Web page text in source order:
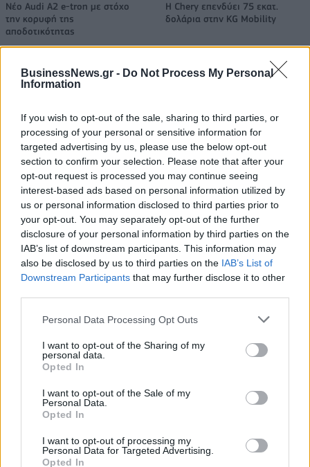
BusinessNews.gr - Do Not Process My Personal
Information
If you wish to opt-out of the sale, sharing to third parties, or
processing of your personal or sensitive information for
targeted advertising by us, please use the below opt-out
section to confirm your selection. Please note that after your
opt-out request is processed you may continue seeing
interest-based ads based on personal information utilized by
us or personal information disclosed to third parties prior to
your opt-out. You may separately opt-out of the further
disclosure of your personal information by third parties on the
IAB’s list of downstream participants. This information may
also be disclosed by us to third parties on the IAB’s List of
Downstream Participants that may further disclose it to other
Personal Data Processing Opt Outs
I want to opt-out of the Sharing of my
personal data.
Opted In
I want to opt-out of the Sale of my
Personal Data.
Opted In
I want to opt-out of processing my
Personal Data for Targeted Advertising.
Opted In
Νέο Audi A2 e-tron με στόχο
την κορυφή της
αποδοτικότητας
Η Chery επενδύει 75 εκατ.
δολάρια στην KG Mobility
Το FIAT 500 Hybrid τώρα από 18.990 ευρώ
Ουκρανία: Με Μίχαϊλιουκ και
Λεν κόντρα στην Ελλάδα
Πάρκερ: «Όνειρό μου να
κατακτήσω το ΝΒΑ Europe με τη
Βιλερμπάν» - Η διευκρινιστική
ανάρτηση που έκανε
HELLENiQ ENERGY: Κέρδη 393 εκατ. ευρώ στο α' εξάμηνο – Στα 734
εκατ. ευρώ τα EBITDA
ο τζίρος στο α' εξάμηνο, στα 4,3
τα EBITDA
δισ. ευρώ ως το 2028 για την
Η συμφωνία Arval-Athlon αναδιαμορφώνει την αγορά leasing
VW: Η δύσκολη εξίσωση της
18η συνεχόμενη χρονιά για τον